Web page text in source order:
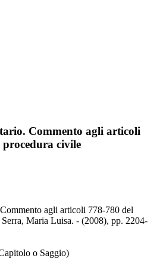
Commento agli articoli
procedura civile
agli articoli 778-780 del
Maria Luisa. - (2008), pp. 2204-
o Saggio)